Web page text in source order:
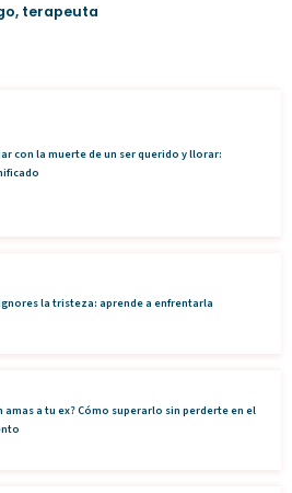
, terapeuta
con la muerte de un ser querido y llorar:
la tristeza: aprende a enfrentarla
amas a tu ex? Cómo superarlo sin perderte en el